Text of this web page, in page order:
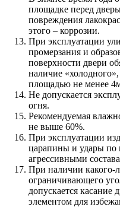
площадке перед
повреждения
этого – коррозии.
При эксплуатации
промерзания и
поверхности двери
наличие
площадью не менее
Не допускается
огня.
Рекомендуемая
не выше 60%.
При эксплуатации
царапины и удары по
агрессивными
При наличии какого-
ограничивающего
допускается касание
элементом для